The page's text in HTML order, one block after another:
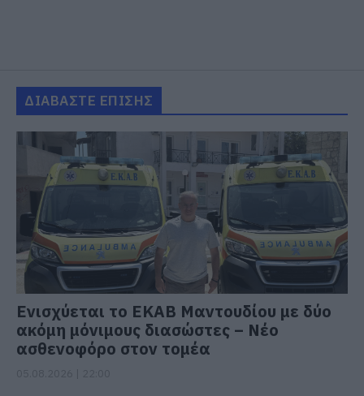
ΔΙΑΒΑΣΤΕ ΕΠΙΣΗΣ
Ενισχύεται το ΕΚΑΒ Μαντουδίου με δύο
ακόμη μόνιμους διασώστες – Νέο
ασθενοφόρο στον τομέα